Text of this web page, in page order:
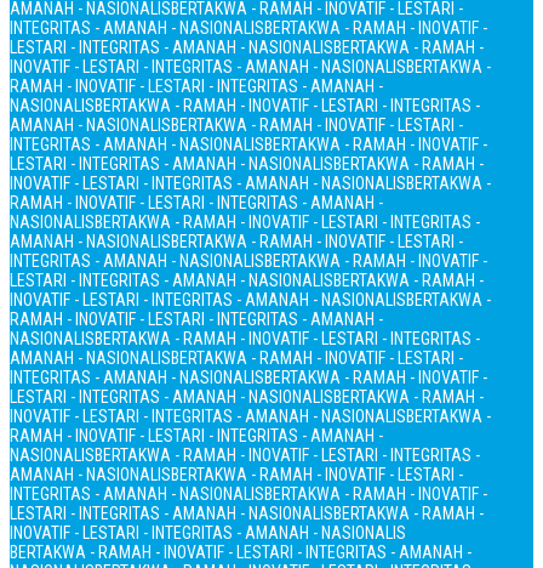
AMANAH - NASIONALISBERTAKWA - RAMAH - INOVATIF - LESTARI -
INTEGRITAS - AMANAH - NASIONALISBERTAKWA - RAMAH - INOVATIF -
LESTARI - INTEGRITAS - AMANAH - NASIONALISBERTAKWA - RAMAH -
INOVATIF - LESTARI - INTEGRITAS - AMANAH - NASIONALISBERTAKWA -
RAMAH - INOVATIF - LESTARI - INTEGRITAS - AMANAH -
NASIONALISBERTAKWA - RAMAH - INOVATIF - LESTARI - INTEGRITAS -
AMANAH - NASIONALISBERTAKWA - RAMAH - INOVATIF - LESTARI -
INTEGRITAS - AMANAH - NASIONALISBERTAKWA - RAMAH - INOVATIF -
LESTARI - INTEGRITAS - AMANAH - NASIONALISBERTAKWA - RAMAH -
INOVATIF - LESTARI - INTEGRITAS - AMANAH - NASIONALISBERTAKWA -
RAMAH - INOVATIF - LESTARI - INTEGRITAS - AMANAH -
NASIONALISBERTAKWA - RAMAH - INOVATIF - LESTARI - INTEGRITAS -
AMANAH - NASIONALISBERTAKWA - RAMAH - INOVATIF - LESTARI -
INTEGRITAS - AMANAH - NASIONALISBERTAKWA - RAMAH - INOVATIF -
LESTARI - INTEGRITAS - AMANAH - NASIONALISBERTAKWA - RAMAH -
INOVATIF - LESTARI - INTEGRITAS - AMANAH - NASIONALISBERTAKWA -
RAMAH - INOVATIF - LESTARI - INTEGRITAS - AMANAH -
NASIONALISBERTAKWA - RAMAH - INOVATIF - LESTARI - INTEGRITAS -
AMANAH - NASIONALISBERTAKWA - RAMAH - INOVATIF - LESTARI -
INTEGRITAS - AMANAH - NASIONALISBERTAKWA - RAMAH - INOVATIF -
LESTARI - INTEGRITAS - AMANAH - NASIONALISBERTAKWA - RAMAH -
INOVATIF - LESTARI - INTEGRITAS - AMANAH - NASIONALISBERTAKWA -
RAMAH - INOVATIF - LESTARI - INTEGRITAS - AMANAH -
NASIONALISBERTAKWA - RAMAH - INOVATIF - LESTARI - INTEGRITAS -
AMANAH - NASIONALISBERTAKWA - RAMAH - INOVATIF - LESTARI -
INTEGRITAS - AMANAH - NASIONALISBERTAKWA - RAMAH - INOVATIF -
LESTARI - INTEGRITAS - AMANAH - NASIONALISBERTAKWA - RAMAH -
INOVATIF - LESTARI - INTEGRITAS - AMANAH - NASIONALIS
BERTAKWA - RAMAH - INOVATIF - LESTARI - INTEGRITAS - AMANAH -